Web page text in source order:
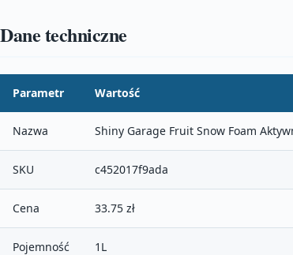
Dane techniczne
Parametr Wartość
Nazwa Shiny Garage Fruit Snow Foam
SKU c452017f9ada
Cena 33.75 zł
Pojemność 1L